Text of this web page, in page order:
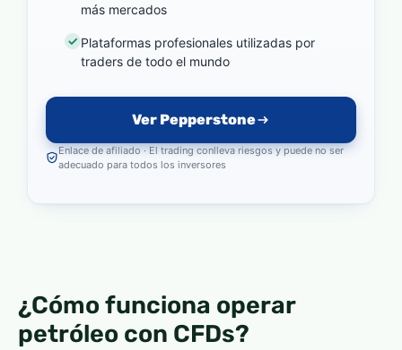
más mercados
Plataformas profesionales utilizadas por
traders de todo el mundo
Ver Pepperstone
Enlace de afiliado · El trading conlleva riesgos y puede no ser
adecuado para todos los inversores
¿Cómo funciona operar
petróleo con CFDs?